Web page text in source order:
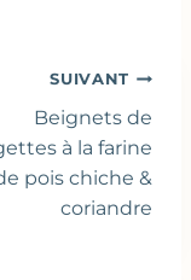
SUIVANT
Beignets de
à la farine
pois chiche &
coriandre